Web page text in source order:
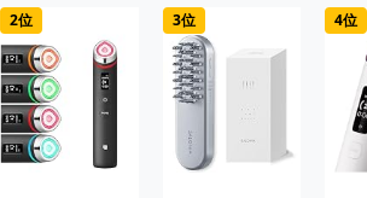
2位 3位 4位